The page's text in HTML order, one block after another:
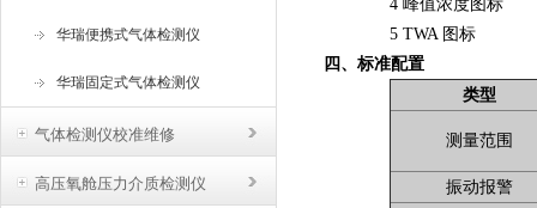
华瑞便携式气体检测仪
华瑞固定式气体检测仪
气体检测仪校准维修
高压氧舱压力介质检测仪
4 峰值浓度图标
5 TWA 图标
四、标准配置
类型
测量范围
振动报警